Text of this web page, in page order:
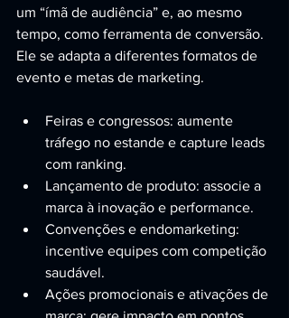
um “ímã de audiência” e, ao mesmo
tempo, como ferramenta de conversão.
Ele se adapta a diferentes formatos de
evento e metas de marketing.
Feiras e congressos: aumente
tráfego no estande e capture leads
com ranking.
Lançamento de produto: associe a
marca à inovação e performance.
Convenções e endomarketing:
incentive equipes com competição
saudável.
Ações promocionais e ativações de